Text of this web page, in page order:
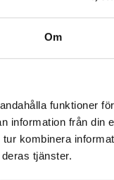
Om
funktioner för
information från din
kombinera
tjänster.